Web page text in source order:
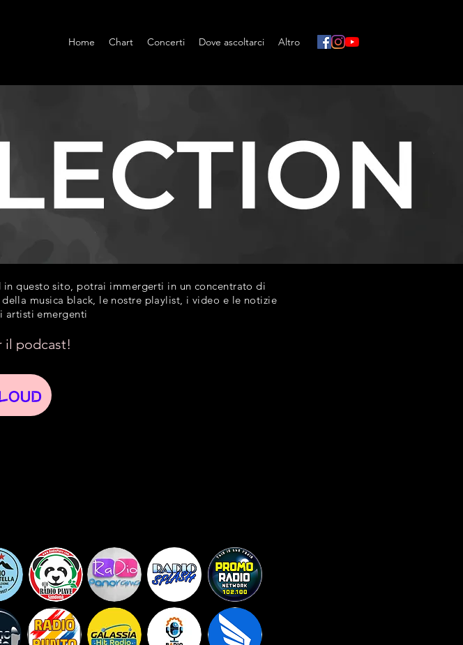
Home Chart Concerti Dove ascoltarci Altro
questo sito, potrai immergerti in un concentrato di
musica black, le nostre playlist, i video e le notizie
artisti emergenti
il podcast!